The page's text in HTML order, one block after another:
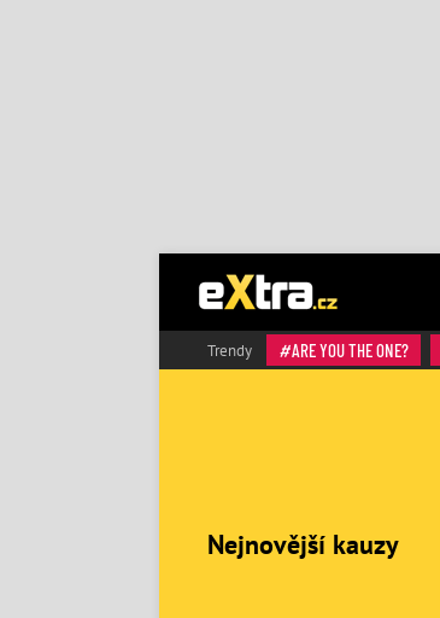
Trendy ARE YOU THE ONE?
Nejnovější kauzy